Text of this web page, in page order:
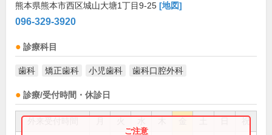
熊本県熊本市西区城山大塘1丁目9-25 [地図]
096-329-3920
診療科目
歯科 矯正歯科 小児歯科 歯科口腔外科
診療/受付時間・休診日
祝